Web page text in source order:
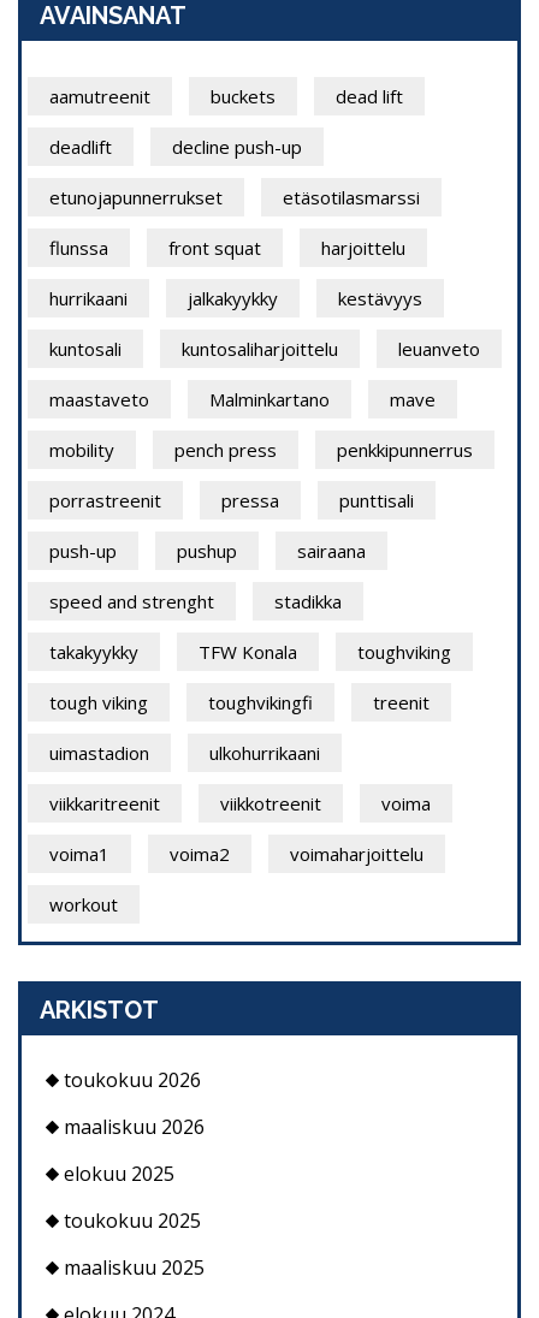
AVAINSANAT
aamutreenit buckets dead lift
deadlift decline push-up
etunojapunnerrukset etäsotilasmarssi
flunssa front squat harjoittelu
hurrikaani jalkakyykky kestävyys
kuntosali kuntosaliharjoittelu leuanveto
maastaveto Malminkartano mave
mobility pench press penkkipunnerrus
porrastreenit pressa punttisali
push-up pushup sairaana
speed and strenght stadikka
takakyykky TFW Konala toughviking
tough viking toughvikingfi treenit
uimastadion ulkohurrikaani
viikkaritreenit viikkotreenit voima
voima1 voima2 voimaharjoittelu
workout
ARKISTOT
toukokuu 2026
maaliskuu 2026
elokuu 2025
toukokuu 2025
maaliskuu 2025